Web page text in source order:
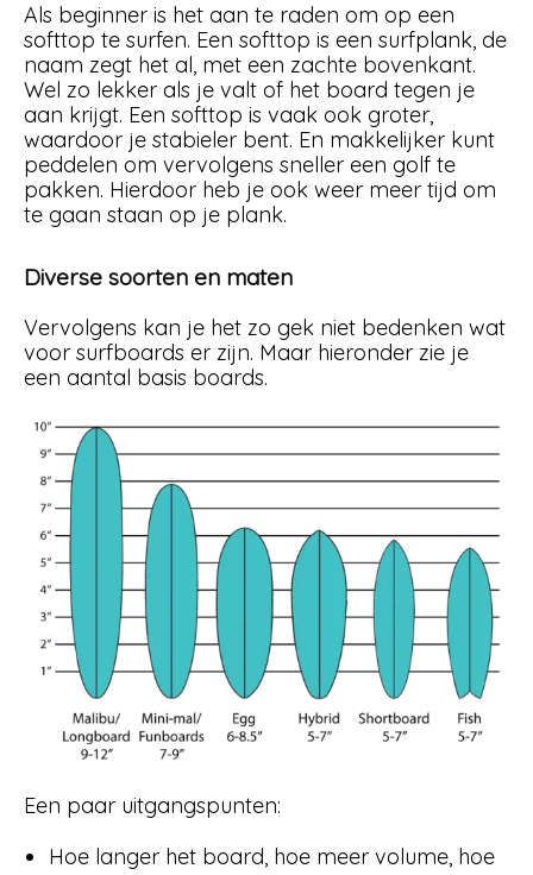
Als beginner is het aan te raden om op een
softtop te surfen. Een softtop is een surfplank, de
naam zegt het al, met een zachte bovenkant.
Wel zo lekker als je valt of het board tegen je
aan krijgt. Een softtop is vaak ook groter,
waardoor je stabieler bent. En makkelijker kunt
peddelen om vervolgens sneller een golf te
pakken. Hierdoor heb je ook weer meer tijd om
te gaan staan op je plank.
Diverse soorten en maten
Vervolgens kan je het zo gek niet bedenken wat
voor surfboards er zijn. Maar hieronder zie je
een aantal basis boards.
Een paar uitgangspunten:
Hoe langer het board, hoe meer volume, hoe